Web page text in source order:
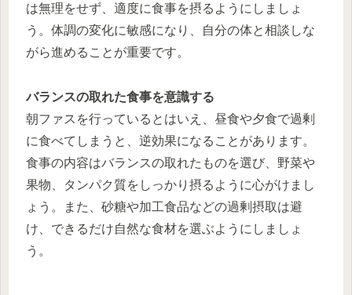
は無理をせず、適度に食事を摂るようにしましょ
う。体調の変化に敏感になり、自分の体と相談しな
がら進めることが重要です。
バランスの取れた食事を意識する
朝ファスを行っているとはいえ、昼食や夕食で過剰
に食べてしまうと、逆効果になることがあります。
食事の内容はバランスの取れたものを選び、野菜や
果物、タンパク質をしっかり摂るように心がけまし
ょう。また、砂糖や加工食品などの過剰摂取は避
け、できるだけ自然な食材を選ぶようにしましょ
う。